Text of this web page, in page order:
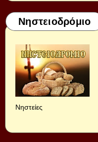
Νηστειοδρόμιο
Νηστείες